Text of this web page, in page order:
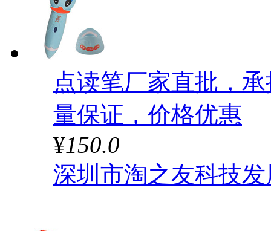
点读笔厂家直批，
量保证，价格优惠
¥150.0
深圳市淘之友科技